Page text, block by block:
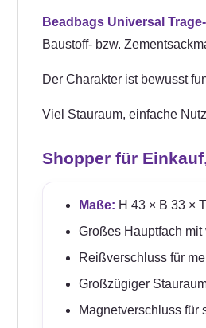
Beadbags Universal
Baustoff- bzw.
Der Charakter ist bewusst
Viel Stauraum, einfache
Shopper für
Maße: H 43 × B 33 ×
Großes Hauptfach
Reißverschluss für
Großzügiger
Magnetverschluss für